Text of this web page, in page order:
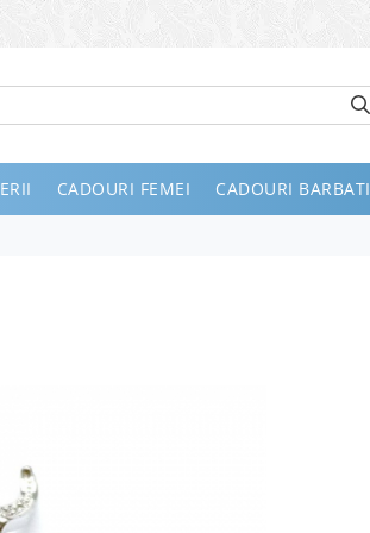
CADOURI FEMEI CADOURI BARBATI